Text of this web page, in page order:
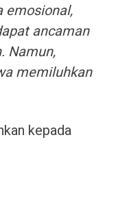
emosional,
ancaman
Namun,
memiluhkan
kepada